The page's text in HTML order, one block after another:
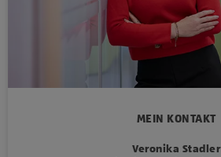
MEIN KONTAKT
Veronika Stadler